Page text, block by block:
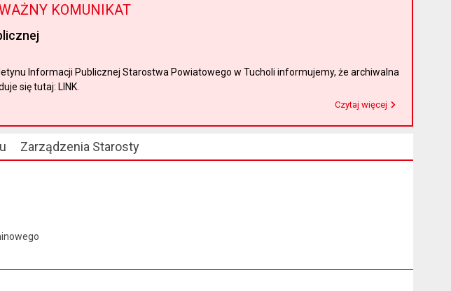
KOMUNIKAT
Informacji Publicznej Starostwa Powiatowego w Tucholi informujemy, że archiwalna
się tutaj: LINK.
Czytaj więcej
Zarządzenia Starosty